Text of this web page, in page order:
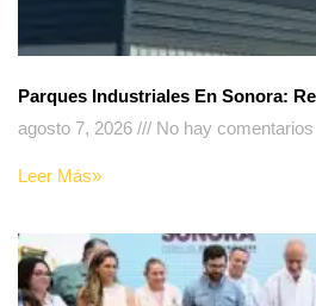
Parques Industriales En Sonora:
agosto 7, 2026
No hay comentarios
Leer Más»